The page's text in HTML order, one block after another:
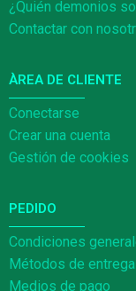
¿Quién demonios
Contactar con
Conectarse
Crear una cuenta
Gestión de cookies
ÀREA DE CLIENTE
Condiciones
Métodos de entrega
Medios de pago
PEDIDO